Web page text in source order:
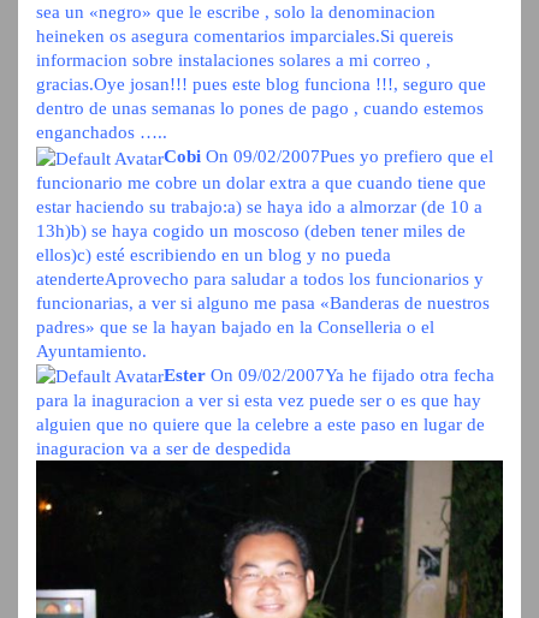
sea un «negro» que le escribe , solo la denominacion
heineken os asegura comentarios imparciales.Si quereis
informacion sobre instalaciones solares a mi correo ,
gracias.Oye josan!!! pues este blog funciona !!!, seguro que
dentro de unas semanas lo pones de pago , cuando estemos
enganchados …..
Cobi On 09/02/2007Pues yo prefiero que el
funcionario me cobre un dolar extra a que cuando tiene que
estar haciendo su trabajo:a) se haya ido a almorzar (de 10 a
13h)b) se haya cogido un moscoso (deben tener miles de
ellos)c) esté escribiendo en un blog y no pueda
atenderteAprovecho para saludar a todos los funcionarios y
funcionarias, a ver si alguno me pasa «Banderas de nuestros
padres» que se la hayan bajado en la Conselleria o el
Ayuntamiento.
Ester On 09/02/2007Ya he fijado otra fecha
para la inaguracion a ver si esta vez puede ser o es que hay
alguien que no quiere que la celebre a este paso en lugar de
inaguracion va a ser de despedida